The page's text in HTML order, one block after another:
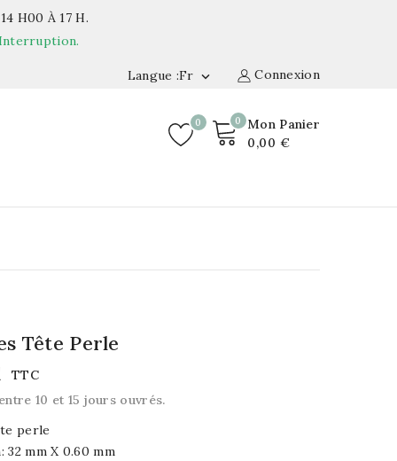
H00 À 17 H.
Interruption.
Connexion
Langue :fr 
0
Mon Panier
0,00 €
0
Tête Perle
TTC
10 et 15 jours ouvrés.
perle
32 mm X 0.60 mm